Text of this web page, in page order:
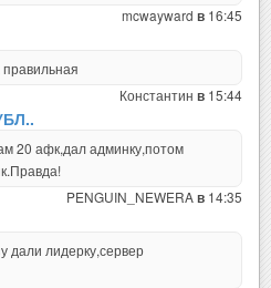
mcwayward в 16:45
Константин в 15:44
20 афк,дал админку,потом
PENGUIN_NEWERAв 14:35
дали лидерку,сервер